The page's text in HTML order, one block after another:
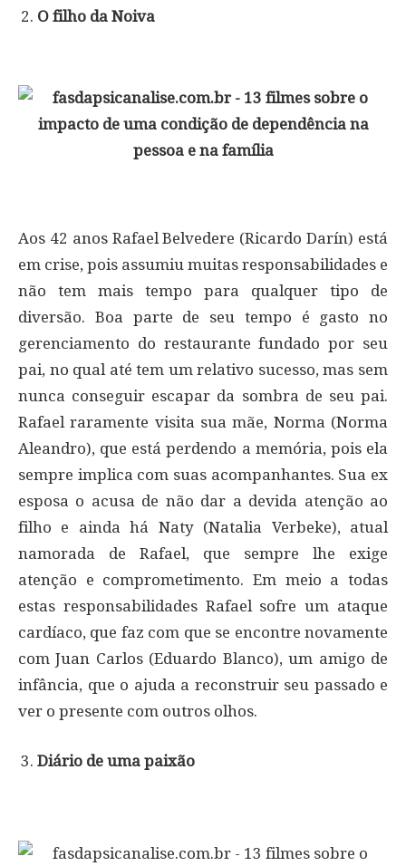
O filho da Noiva
Aos 42 anos Rafael Belvedere (Ricardo Darín) está
em crise, pois assumiu muitas responsabilidades e
não tem mais tempo para qualquer tipo de
diversão. Boa parte de seu tempo é gasto no
gerenciamento do restaurante fundado por seu
pai, no qual até tem um relativo sucesso, mas sem
nunca conseguir escapar da sombra de seu pai.
Rafael raramente visita sua mãe, Norma (Norma
Aleandro), que está perdendo a memória, pois ela
sempre implica com suas acompanhantes. Sua ex
esposa o acusa de não dar a devida atenção ao
filho e ainda há Naty (Natalia Verbeke), atual
namorada de Rafael, que sempre lhe exige
atenção e comprometimento. Em meio a todas
estas responsabilidades Rafael sofre um ataque
cardíaco, que faz com que se encontre novamente
com Juan Carlos (Eduardo Blanco), um amigo de
infância, que o ajuda a reconstruir seu passado e
ver o presente com outros olhos.
Diário de uma paixão